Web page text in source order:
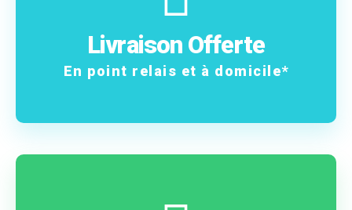
Livraison Offerte
En point relais et à domicile*
Vos commandes sans
frais !